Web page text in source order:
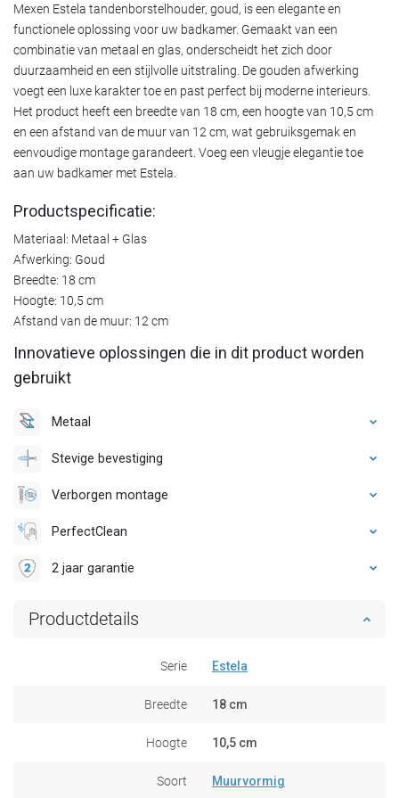
Mexen Estela tandenborstelhouder, goud, is een elegante en
functionele oplossing voor uw badkamer. Gemaakt van een
combinatie van metaal en glas, onderscheidt het zich door
duurzaamheid en een stijlvolle uitstraling. De gouden afwerking
voegt een luxe karakter toe en past perfect bij moderne interieurs.
Het product heeft een breedte van 18 cm, een hoogte van 10,5 cm
en een afstand van de muur van 12 cm, wat gebruiksgemak en
eenvoudige montage garandeert. Voeg een vleugje elegantie toe
aan uw badkamer met Estela.
Productspecificatie:
Materiaal: Metaal + Glas
Afwerking: Goud
Breedte: 18 cm
Hoogte: 10,5 cm
Afstand van de muur: 12 cm
Innovatieve oplossingen die in dit product worden
gebruikt
Metaal
Stevige bevestiging
Verborgen montage
PerfectClean
2 jaar garantie
Productdetails
Serie Estela
Breedte 18 cm
Hoogte 10,5 cm
Soort Muurvormig